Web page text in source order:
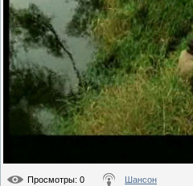
Просмотры: 0 Шансон